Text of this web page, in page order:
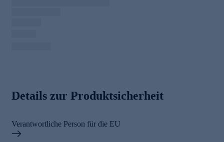
Details zur Produktsicherheit
Verantwortliche Person für die EU